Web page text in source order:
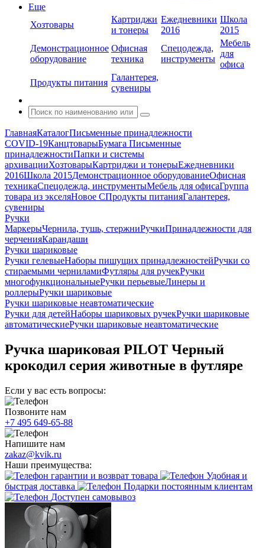
Еще
Хозтовары
Картриджи
и тонеры
Ежедневники
2016
Школа
2015
Демонстрационное
оборудование
Офисная
техника
Спецодежда,
инструменты
Мебель
для
офиса
Продукты питания
Галантерея,
сувениры
ГлавнаяКаталогПисьменные принадлежности
COVID-19КанцтоварыБумага Письменные
принадлежностиПапки и системы
архивацииХозтоварыКартриджи и тонерыЕжедневники
2016Школа 2015Демонстрационное оборудованиеОфисная
техникаСпецодежда, инструментыМебель для офисаГруппа
товара из экселяНовое СПродукты питанияГалантерея,
сувениры
Ручки
МаркерыЧернила, тушь, стержниРучкиПринадлежности для
черченияКарандаши
Ручки шариковые
Ручки гелевыеНаборы пишущих принадлежностейРучки со
стираемыми черниламиФутляры для ручекРучки
многофункциональныеРучки перьевыеЛинеры и
роллерыРучки шариковые
Ручки шариковые неавтоматические
Ручки для детейНаборы шариковых ручекРучки шариковые
автоматическиеРучки шариковые неавтоматические
Ручка шариковая PILOT Черный
крокодил серия животные в футляре
Если у вас есть вопросы:
Позвоните нам
+7 495 649-65-88
Напишите нам
zakaz@kvik.ru
Наши преимущества:
гарантии и возврат товара
Удобная и
быстрая доставка
Подарки постоянным клиентам
Доступен самовывоз